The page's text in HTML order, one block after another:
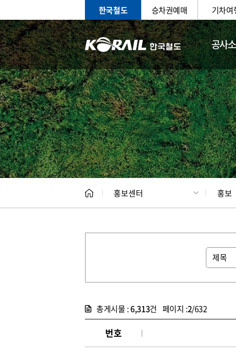
한국철도 승차권예매 기차여
공사
홍보 문화사업
홍보센터 홍보
총게시물 :6,313건 페이지 :2/632
번호